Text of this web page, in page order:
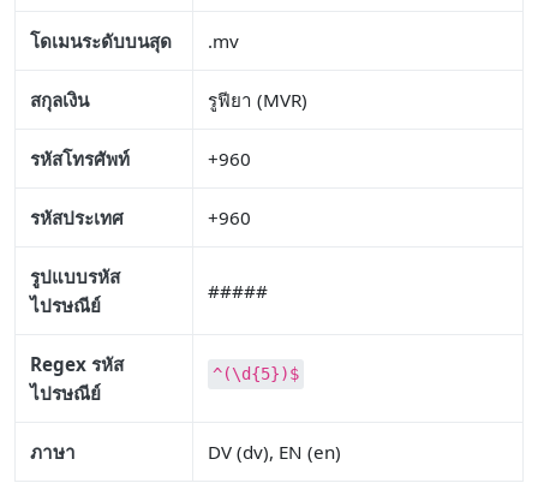
โดเมนระดับบนสุด .mv
สกุลเงิน รูฟียา (MVR)
รหัสโทรศัพท์ +960
รหัสประเทศ +960
รูปแบบรหัส
ไปรษณีย์
#####
Regex รหัส
ไปรษณีย์
^(\d{5})$
ภาษา DV (dv), EN (en)